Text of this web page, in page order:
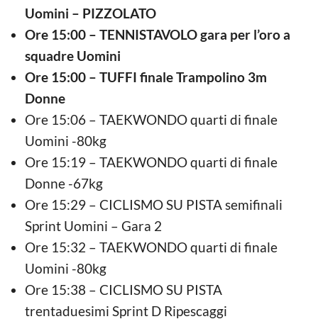
Uomini – PIZZOLATO
Ore 15:00 – TENNISTAVOLO gara per l’oro a
squadre Uomini
Ore 15:00 – TUFFI finale Trampolino 3m
Donne
Ore 15:06 – TAEKWONDO quarti di finale
Uomini -80kg
Ore 15:19 – TAEKWONDO quarti di finale
Donne -67kg
Ore 15:29 – CICLISMO SU PISTA semifinali
Sprint Uomini – Gara 2
Ore 15:32 – TAEKWONDO quarti di finale
Uomini -80kg
Ore 15:38 – CICLISMO SU PISTA
trentaduesimi Sprint D Ripescaggi